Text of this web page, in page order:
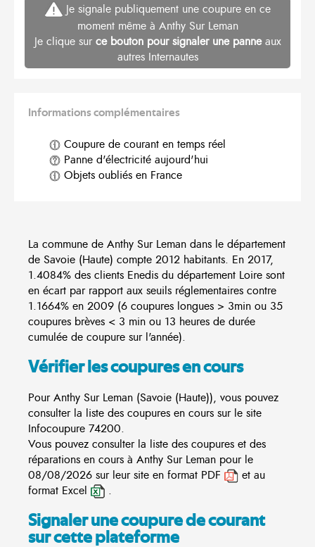
Je signale publiquement une coupure en ce
moment même à Anthy Sur Leman
Je clique sur ce bouton pour signaler une panneaux
autres Internautes
Informations complémentaires
Coupure de courant en temps réel
Panne d'électricité aujourd'hui
Objets oubliés en France
La commune de Anthy Sur Leman dans le département
de Savoie (Haute) compte 2012 habitants. En 2017,
1.4084% des clients Enedis du département Loire sont
en écart par rapport aux seuils réglementaires contre
1.1664% en 2009 (6 coupures longues > 3min ou 35
coupures brèves < 3 min ou 13 heures de durée
cumulée de coupure sur l'année).
Vérifier les coupures en cours
Pour Anthy Sur Leman (Savoie (Haute)), vous pouvez
consulter la liste des coupures en cours sur le site
Infocoupure 74200.
Vous pouvez consulter la liste des coupures et des
réparations en cours à Anthy Sur Leman pour le
08/08/2026 sur leur site en format PDF
et au
format Excel
.
Signaler une coupure de courant
sur cette plateforme